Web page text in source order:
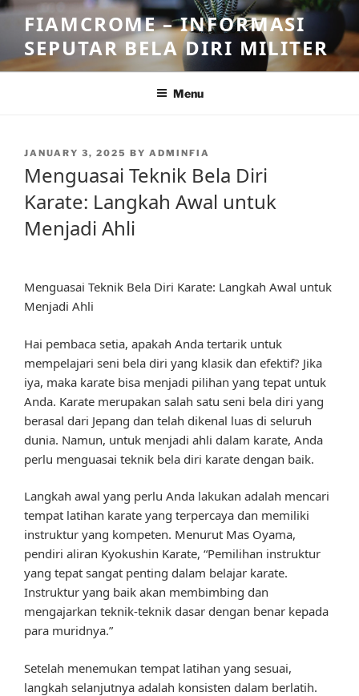
Skip
content
FIAMCROME – INFORMASI
SEPUTAR BELA DIRI MILITER
Menu
POSTED
JANUARY 3, 2025 BY ADMINFIA
Menguasai Teknik Bela Diri
Karate: Langkah Awal untuk
Menjadi Ahli
Menguasai Teknik Bela Diri Karate: Langkah Awal untuk
Menjadi Ahli
Hai pembaca setia, apakah Anda tertarik untuk
mempelajari seni bela diri yang klasik dan efektif? Jika
iya, maka karate bisa menjadi pilihan yang tepat untuk
Anda. Karate merupakan salah satu seni bela diri yang
berasal dari Jepang dan telah dikenal luas di seluruh
dunia. Namun, untuk menjadi ahli dalam karate, Anda
perlu menguasai teknik bela diri karate dengan baik.
Langkah awal yang perlu Anda lakukan adalah mencari
tempat latihan karate yang terpercaya dan memiliki
instruktur yang kompeten. Menurut Mas Oyama,
pendiri aliran Kyokushin Karate, “Pemilihan instruktur
yang tepat sangat penting dalam belajar karate.
Instruktur yang baik akan membimbing dan
mengajarkan teknik-teknik dasar dengan benar kepada
para muridnya.”
Setelah menemukan tempat latihan yang sesuai,
langkah selanjutnya adalah konsisten dalam berlatih.